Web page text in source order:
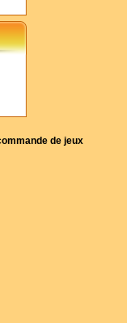
de jeux